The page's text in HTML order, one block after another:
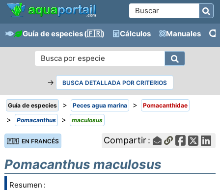
Guía de especies(🇫🇷) Cálculos Manuales
→ BUSCA DETALLADA POR CRITERIOS
Guía de especies > Peces agua marina > Pomacanthidae
> Pomacanthus > maculosus
🇫🇷 EN FRANCÉS Compartir :
Pomacanthus maculosus
Resumen :